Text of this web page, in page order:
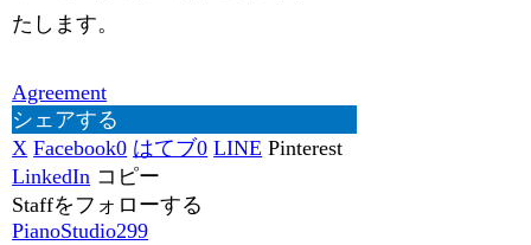
たします。
Agreement
シェアする
X Facebook0 はてブ0 LINE Pinterest
LinkedIn コピー
Staffをフォローする
PianoStudio299